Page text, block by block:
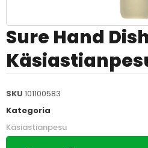
Sure Hand
SKU 101100583
Kategoria
Käsiastianpesu